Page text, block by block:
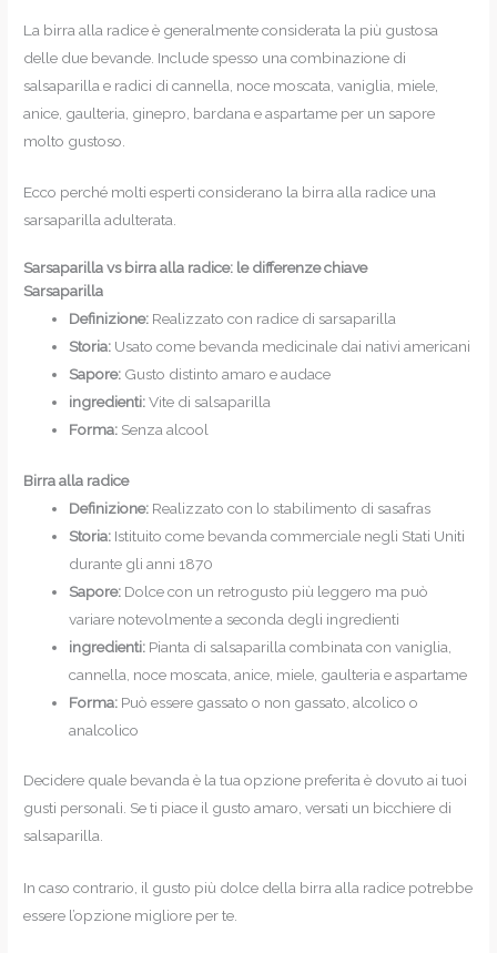
La birra alla radice è generalmente considerata la più gustosa
delle due bevande. Include spesso una combinazione di
salsaparilla e radici di cannella, noce moscata, vaniglia, miele,
anice, gaulteria, ginepro, bardana e aspartame per un sapore
molto gustoso.
Ecco perché molti esperti considerano la birra alla radice una
sarsaparilla adulterata.
Sarsaparilla vs birra alla radice: le differenze chiave
Sarsaparilla
Definizione: Realizzato con radice di sarsaparilla
Storia: Usato come bevanda medicinale dai nativi americani
Sapore: Gusto distinto amaro e audace
ingredienti:Vite di salsaparilla
Forma: Senza alcool
Birra alla radice
Definizione: Realizzato con lo stabilimento di sasafras
Storia: Istituito come bevanda commerciale negli Stati Uniti
durante gli anni 1870
Sapore: Dolce con un retrogusto più leggero ma può
variare notevolmente a seconda degli ingredienti
ingredienti: Pianta di salsaparilla combinata con vaniglia,
cannella, noce moscata, anice, miele, gaulteria e aspartame
Forma: Può essere gassato o non gassato, alcolico o
analcolico
Decidere quale bevanda è la tua opzione preferita è dovuto ai tuoi
gusti personali. Se ti piace il gusto amaro, versati un bicchiere di
salsaparilla.
In caso contrario, il gusto più dolce della birra alla radice potrebbe
essere l’opzione migliore per te.